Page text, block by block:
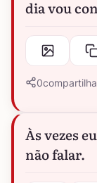
dia vou
0
Às vezes
não falar.